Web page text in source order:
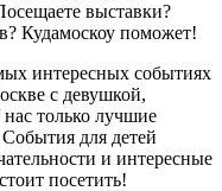
выставки?
Кудамоскоу поможет!
интересных событиях
с девушкой,
только лучшие
для детей
и интересные
посетить!